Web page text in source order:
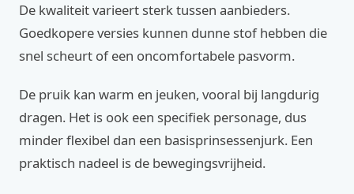
De kwaliteit varieert sterk tussen aanbieders.
Goedkopere versies kunnen dunne stof hebben die
snel scheurt of een oncomfortabele pasvorm.
De pruik kan warm en jeuken, vooral bij langdurig
dragen. Het is ook een specifiek personage, dus
minder flexibel dan een basisprinsessenjurk. Een
praktisch nadeel is de bewegingsvrijheid.